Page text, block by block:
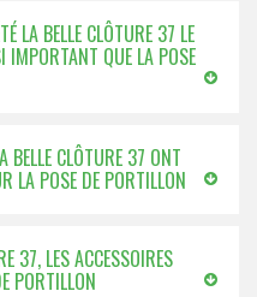
LA BELLE CLÔTURE 37 LE
IMPORTANT QUE LA POSE
BELLE CLÔTURE 37 ONT
LA POSE DE PORTILLON
37, LES ACCESSOIRES
PORTILLON